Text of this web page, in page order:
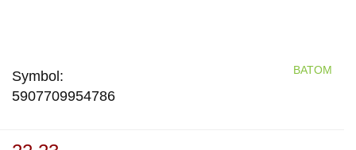
Symbol:
5907709954786
BATOM